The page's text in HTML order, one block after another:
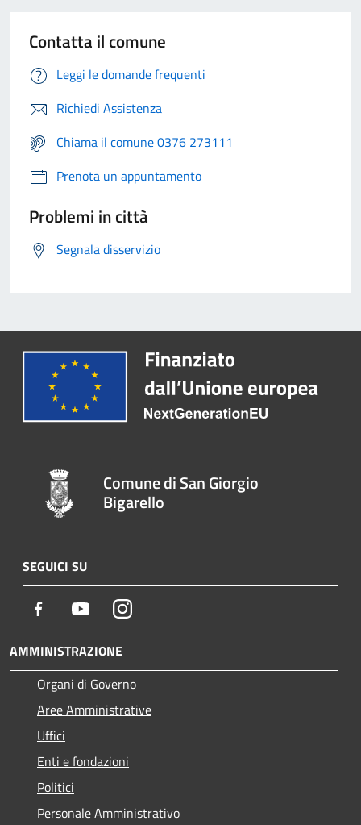
Contatta il comune
Leggi le domande frequenti
Richiedi Assistenza
Chiama il comune 0376 273111
Prenota un appuntamento
Problemi in città
Segnala disservizio
Comune di San Giorgio
Bigarello
SEGUICI SU
Facebook YoutubeInstagram
AMMINISTRAZIONE
Organi di Governo
Aree Amministrative
Uffici
Enti e fondazioni
Politici
Personale Amministrativo